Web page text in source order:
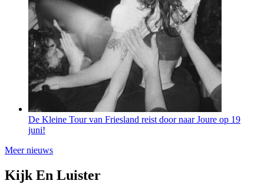
De Kleine Tour van Friesland reist door naar Joure op 19
juni!
Meer nieuws
Kijk En Luister